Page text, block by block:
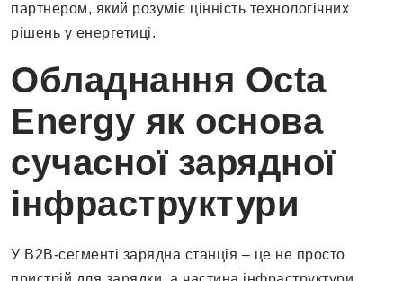
партнером, який розуміє цінність технологічних
рішень у енергетиці.
Обладнання Octa
Energy як основа
сучасної зарядної
інфраструктури
У B2B-сегменті зарядна станція – це не просто